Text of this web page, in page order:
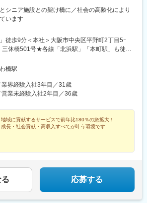
シニア施設との架け橋に／社会の高齢化により
います
徒歩9分＜本社＞大阪市中央区平野町2丁目5ｰ
休橋501号★各線「北浜駅」「本町駅」も徒歩
ません★直行直帰OKで効率的に動けます
橋駅
界経験入社3年目／31歳
業未経験入社2年目／36歳
地域に貢献するサービスで前年比180％の急拡大！
成長・社会貢献・高収入すべてが叶う環境です
応募する